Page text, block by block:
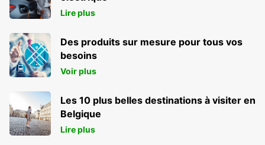
AREZZO - ITALY
Lire plus
Des produits sur mesure pour tous vos
besoins
Voir plus
Les 10 plus belles destinations à visiter en
Belgique
Lire plus